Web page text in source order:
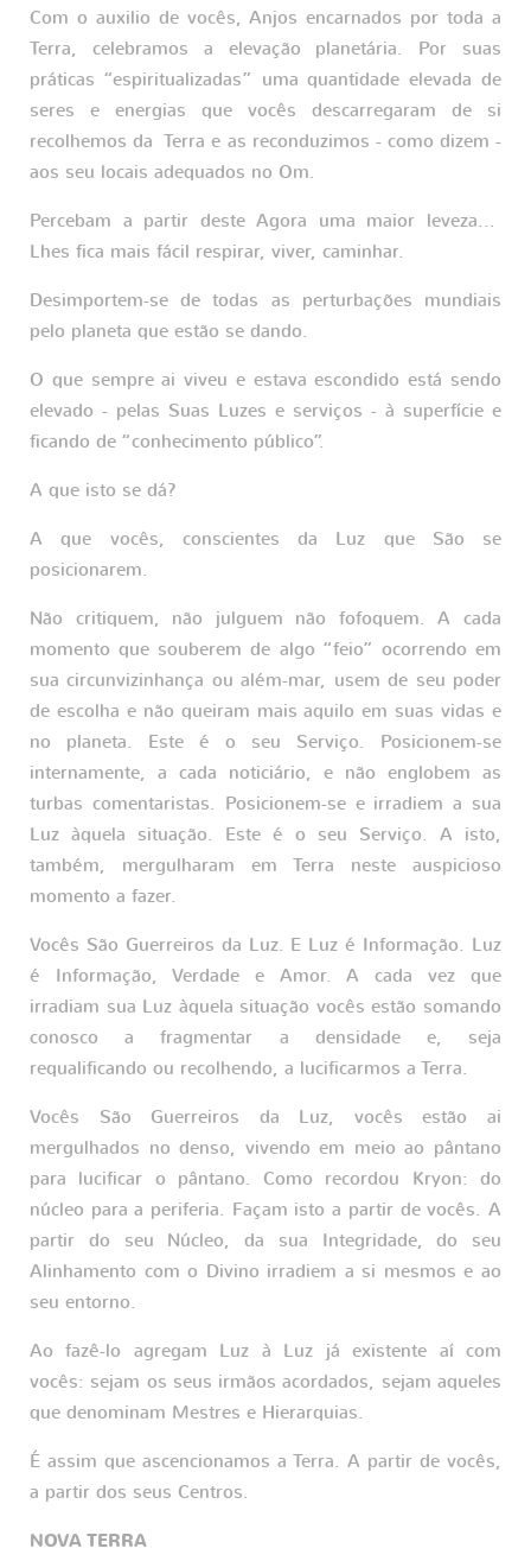
Com o auxilio de vocês, Anjos encarnados por toda a
Terra, celebramos a elevação planetária. Por suas
práticas “espiritualizadas” uma quantidade elevada de
seres e energias que vocês descarregaram de si
recolhemos da Terra e as reconduzimos - como dizem -
aos seu locais adequados no Om.
Percebam a partir deste Agora uma maior leveza...
Lhes fica mais fácil respirar, viver, caminhar.
Desimportem-se de todas as perturbações mundiais
pelo planeta que estão se dando.
O que sempre ai viveu e estava escondido está sendo
elevado - pelas Suas Luzes e serviços - à superfície e
ficando de “conhecimento público”.
A que isto se dá?
A que vocês, conscientes da Luz que São se
posicionarem.
Não critiquem, não julguem não fofoquem. A cada
momento que souberem de algo “feio” ocorrendo em
sua circunvizinhança ou além-mar, usem de seu poder
de escolha e não queiram mais aquilo em suas vidas e
no planeta. Este é o seu Serviço. Posicionem-se
internamente, a cada noticiário, e não englobem as
turbas comentaristas. Posicionem-se e irradiem a sua
Luz àquela situação. Este é o seu Serviço. A isto,
também, mergulharam em Terra neste auspicioso
momento a fazer.
Vocês São Guerreiros da Luz. E Luz é Informação. Luz
é Informação, Verdade e Amor. A cada vez que
irradiam sua Luz àquela situação vocês estão somando
conosco a fragmentar a densidade e, seja
requalificando ou recolhendo, a lucificarmos a Terra.
Vocês São Guerreiros da Luz, vocês estão ai
mergulhados no denso, vivendo em meio ao pântano
para lucificar o pântano. Como recordou Kryon: do
núcleo para a periferia. Façam isto a partir de vocês. A
partir do seu Núcleo, da sua Integridade, do seu
Alinhamento com o Divino irradiem a si mesmos e ao
seu entorno.
Ao fazê-lo agregam Luz à Luz já existente aí com
vocês: sejam os seus irmãos acordados, sejam aqueles
que denominam Mestres e Hierarquias.
É assim que ascencionamos a Terra. A partir de vocês,
a partir dos seus Centros.
NOVA TERRA